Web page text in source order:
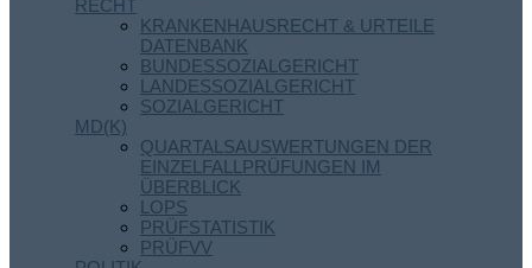
RECHT
KRANKENHAUSRECHT & URTEILE
DATENBANK
BUNDESSOZIALGERICHT
LANDESSOZIALGERICHT
SOZIALGERICHT
MD(K)
QUARTALSAUSWERTUNGEN DER
EINZELFALLPRÜFUNGEN IM
ÜBERBLICK
LOPS
PRÜFSTATISTIK
PRÜFVV